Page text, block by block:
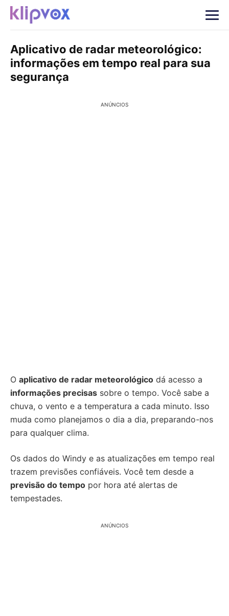
Aplicativo de radar meteorológico:
informações em tempo real para sua
segurança
ANÚNCIOS
O aplicativo de radar meteorológico dá acesso a
informações precisas sobre o tempo. Você sabe a
chuva, o vento e a temperatura a cada minuto. Isso
muda como planejamos o dia a dia, preparando-nos
para qualquer clima.
Os dados do Windy e as atualizações em tempo real
trazem previsões confiáveis. Você tem desde a
previsão do tempo por hora até alertas de
tempestades.
ANÚNCIOS